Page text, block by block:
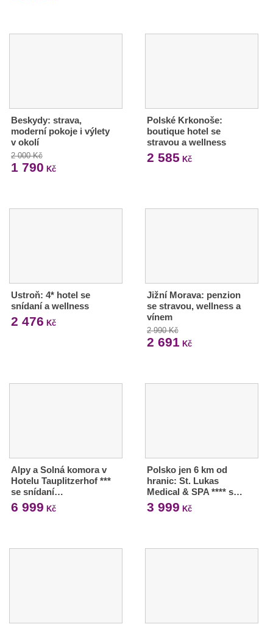
Beskydy: strava,
moderní pokoje i výlety
v okolí
2 000 Kč
1 790 Kč
Polské Krkonoše:
boutique hotel se
stravou a wellness
2 585 Kč
Ustroň: 4* hotel se
snídaní a wellness
2 476 Kč
Jižní Morava: penzion
se stravou, wellness a
vínem
2 990 Kč
2 691 Kč
Alpy a Solná komora v
Hotelu Tauplitzerhof ***
se snídaní…
6 999 Kč
Polsko jen 6 km od
hranic: St. Lukas
Medical & SPA **** s…
3 999 Kč